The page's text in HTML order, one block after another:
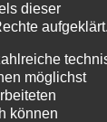
dieser
möglichst
können